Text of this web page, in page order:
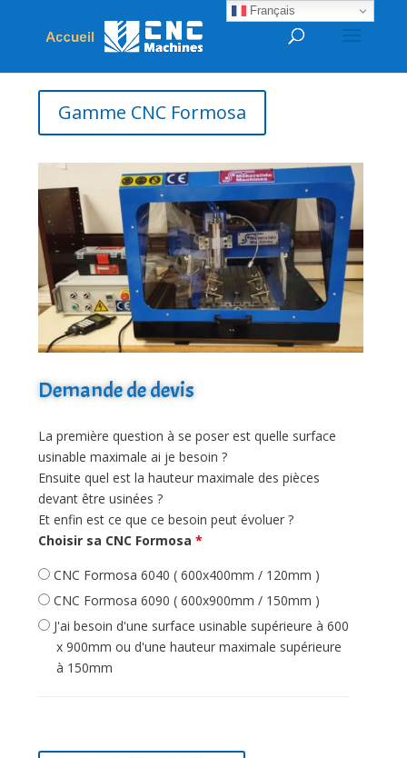
Gamme CNC Formosa
Demande de devis
La première question à se poser est quelle surface
usinable maximale ai je besoin ?
Ensuite quel est la hauteur maximale des pièces
devant être usinées ?
Et enfin est ce que ce besoin peut évoluer ?
Choisir sa CNC Formosa *
CNC Formosa 6040 ( 600x400mm / 120mm )
CNC Formosa 6090 ( 600x900mm / 150mm )
J'ai besoin d'une surface usinable supérieure à 600
x 900mm ou d'une hauteur maximale supérieure
à 150mm
Français